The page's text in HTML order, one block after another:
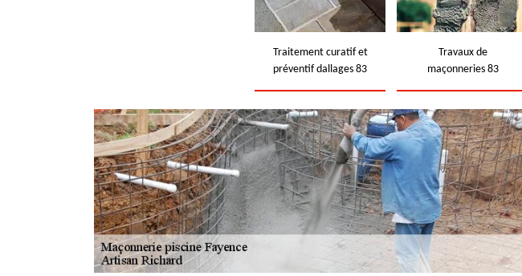
Traitement curatif et
préventif dallages 83
Travaux de
maçonneries 83